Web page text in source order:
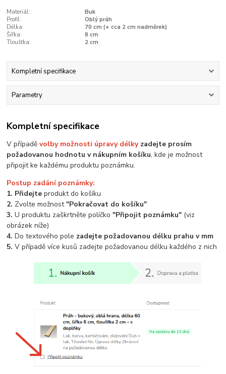
Materiál:
Buk
Profil:
Oblý práh
Délka:
70 cm (+ cca 2 cm nadměrek)
Šířka:
8 cm
Tloušťka:
2 cm
Kompletní specifikace
Parametry
Kompletní specifikace
V případěvolby možnosti úpravy délkyzadejte prosím
požadovanou hodnotu v nákupním košíku, kde je možnost
připojit ke každému produktu poznámku.
Postup zadání poznámky:
1. Přidejte produkt do košíku
2. Zvolte možnost"Pokračovat do košíku"
3.U produktu zaškrtněte políčko"Připojit poznámku" (viz
obrázek níže)
4.Do textového pole zadejte požadovanou délku prahu v mm
5.V případě více kusů zadejte požadovanou délku každého z nich